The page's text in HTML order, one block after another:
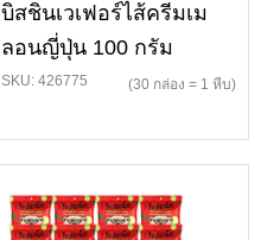
บิสชินเวเฟอร์ไส้ครีมเม
ลอนญี่ปุ่น 100 กรัม
SKU: 426775 (30 กล่อง = 1 หีบ)